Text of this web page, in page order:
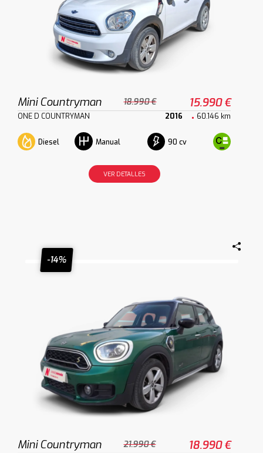
Mini Countryman 18.990 € 15.990 €
ONE D COUNTRYMAN 2016 60.146 km
Diesel Manual 90 cv
VER DETALLES
-14%
Mini Countryman 21.990 € 18.990 €